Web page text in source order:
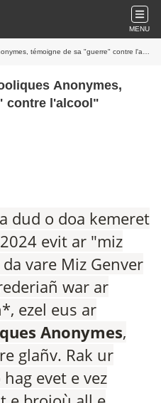
MENU
témoigne de sa "guerre" contre l'alcool"
Anonymes,
contre l'alcool"
dud o doa kemeret
evit ar "miz
vare Miz Genver
war ar
ezel eus ar
Anonymes,
glañv. Rak ur
evet e vez